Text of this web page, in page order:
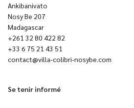
Ankibanivato
Nosy Be 207
Madagascar
+261 32 80 422 82
+33 6 75 21 43 51
contact@villa-colibri-nosybe.com
Se tenir informé